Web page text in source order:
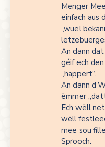
Menger
einfach aus
„wuel
An dann
géif ech
„happert“.
An dann
ëmmer
Ech wëll
wëll
mee sou
Sprooch.